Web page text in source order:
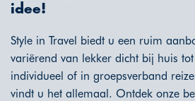
idee!
Style in Travel biedt u een ruim
variërend van lekker dicht bij huis
individueel of in groepsverband
vindt u het allemaal. Ontdek onze